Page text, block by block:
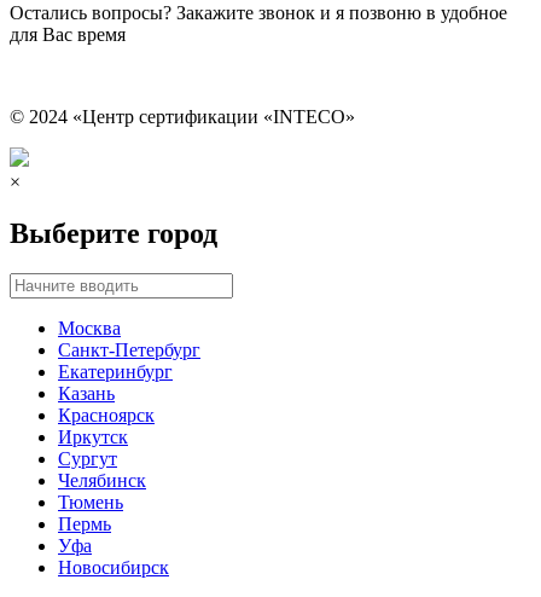
Остались вопросы? Закажите звонок и я позвоню в удобное
для Вас время
© 2024 «Центр сертификации «INTECO»
×
Выберите город
Москва
Санкт-Петербург
Екатеринбург
Казань
Красноярск
Иркутск
Сургут
Челябинск
Тюмень
Пермь
Уфа
Новосибирск